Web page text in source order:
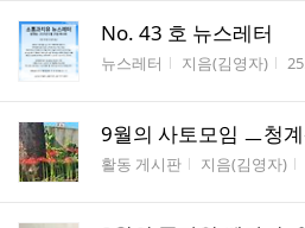
No. 43 호 뉴스레터
게시판명
뉴스레터 작성자
지음(김영자)
9월의 사토모임 ㅡ청
게시판명
활동 게시판 작성자
지음(김영자)